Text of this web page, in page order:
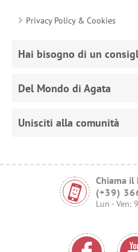
Privacy Policy & Cookies
Hai bisogno di un
Del Mondo di Agata
Unisciti alla comunità
Chiama il
(+39)
Lun - Ven: